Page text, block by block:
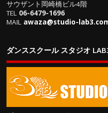
サウザント岡崎橋ビル4階
TEL 06-6479-1696
MAIL awaza@studio-
ダンススクール スタジオ